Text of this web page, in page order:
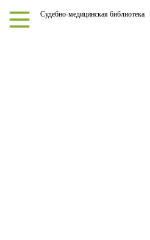
Судебно-медицинская библиотека